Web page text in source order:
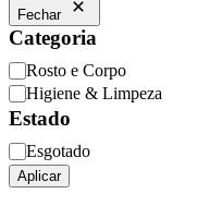
Fechar
Categoria
Categoria
Rosto e Corpo
Higiene & Limpeza
Estado
Disponibilidade
Esgotado
Aplicar